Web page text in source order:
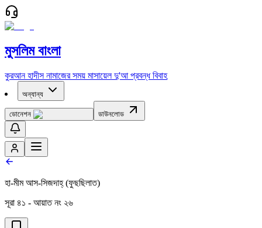
মুসলিম বাংলা
কুরআন হাদীস নামাজের সময় মাসায়েল দু'আ প্রবন্ধ বিবাহ
অন্যান্য
ডোনেশন ডাউনলোড
হা-মীম আস-সিজদাহ্ (ফুছছিলাত)
সূরা ৪১ - আয়াত নং ২৬